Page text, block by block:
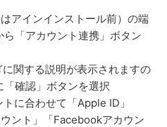
アインインストール前）の端
ら「アカウント連携」ボタン
関する説明が表示されますの
確認」ボタンを選択
に合わせて「Apple ID」
ント」「Facebookアカウン